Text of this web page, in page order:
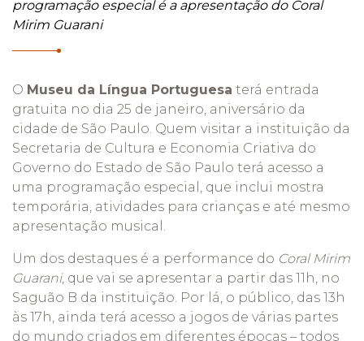
programação especial é a apresentação do Coral
Mirim Guarani
O Museu da Língua Portuguesa terá entrada
gratuita no dia 25 de janeiro, aniversário da
cidade de São Paulo. Quem visitar a instituição da
Secretaria de Cultura e Economia Criativa do
Governo do Estado de São Paulo terá acesso a
uma programação especial, que inclui mostra
temporária, atividades para crianças e até mesmo
apresentação musical.
Um dos destaques é a performance do Coral Mirim
Guarani, que vai se apresentar a partir das 11h, no
Saguão B da instituição. Por lá, o público, das 13h
às 17h, ainda terá acesso a jogos de várias partes
do mundo criados em diferentes épocas – todos